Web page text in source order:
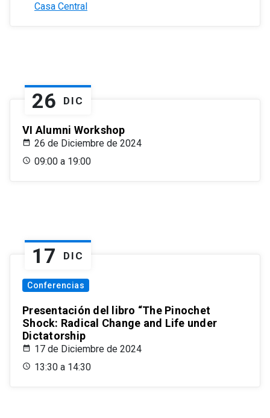
Casa Central
26 DIC
VI Alumni Workshop
26 de Diciembre de 2024
09:00 a 19:00
17 DIC
Conferencias
Presentación del libro “The Pinochet
Shock: Radical Change and Life under
Dictatorship
17 de Diciembre de 2024
13:30 a 14:30